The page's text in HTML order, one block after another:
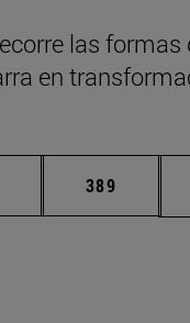
las formas
en
Páginas intermedias
Página
389